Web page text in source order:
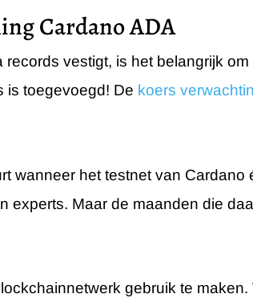
Cardano ADA
vestigt, is het belangrijk
is toegevoegd! De koers
wanneer het testnet van
experts. Maar de maanden die
gebruik te